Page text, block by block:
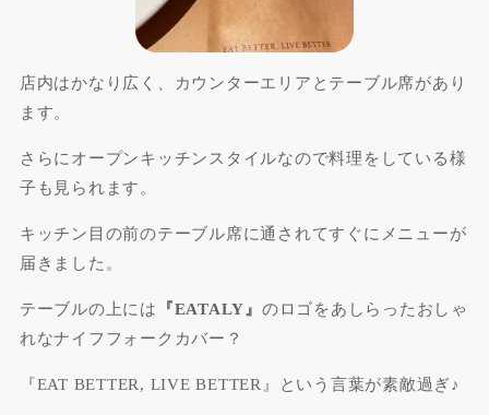
店内はかなり広く、カウンターエリアとテーブル席があり
ます。
さらにオープンキッチンスタイルなので料理をしている様
子も見られます。
キッチン目の前のテーブル席に通されてすぐにメニューが
届きました。
テーブルの上には 『EATALY』 のロゴをあしらったおしゃ
れなナイフフォークカバー？
『EAT BETTER, LIVE BETTER』 という言葉が素敵過ぎ♪